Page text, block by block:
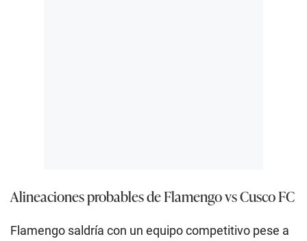
Alineaciones probables de Flamengo vs Cusco FC
Flamengo saldría con un equipo competitivo pese a